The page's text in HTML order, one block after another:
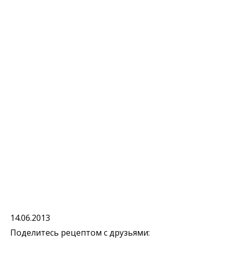
14.06.2013
Поделитесь рецептом с друзьями: